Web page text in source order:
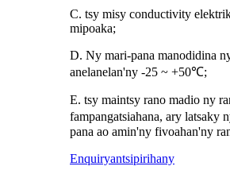
C. tsy misy conductivity
mipoaka;
D. Ny mari-pana manodidina
anelanelan'ny -25 ~ +50℃;
E. tsy maintsy rano madio ny
fampangatsiahana, ary
pana ao amin'ny fivoahan'ny
Enquiryantsipirihany